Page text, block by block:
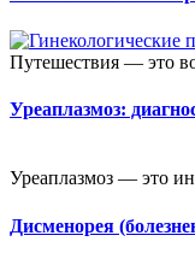
Путешествия — это
Уреаплазмоз:
Уреаплазмоз — это
Дисменорея